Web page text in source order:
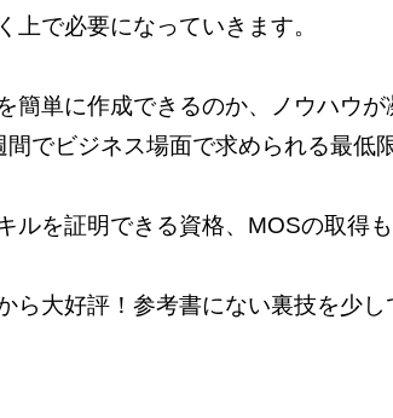
上で必要になっていきます。
簡単に作成できるのか、ノウハウ
でビジネス場面で求められる最低
ルを証明できる資格、MOSの取得も
ら大好評！参考書にない裏技を少